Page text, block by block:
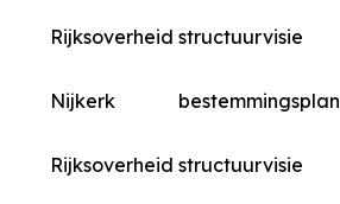
Rijksoverheid structuurvisie
Nijkerk bestemmingsplan
Rijksoverheid structuurvisie